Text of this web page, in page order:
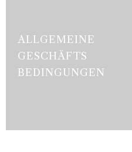
ALLGEMEINE
GESCHÄFTS
BEDINGUNGEN